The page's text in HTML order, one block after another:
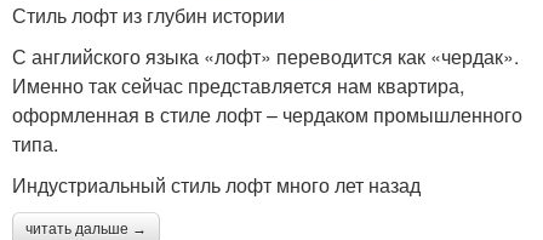
Стиль лофт из глубин истории
С английского языка «лофт» переводится как «чердак».
Именно так сейчас представляется нам квартира,
оформленная в стиле лофт – чердаком промышленного
типа.
Индустриальный стиль лофт много лет назад
читать дальше →